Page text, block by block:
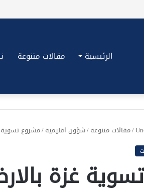
الرئيسية مقالات متنوعة
/مقالات متنوعة/شؤون اقليمية/مشروع تسوية
غزة